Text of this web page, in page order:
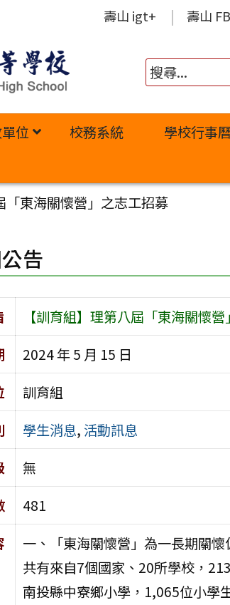
壽山 igt+ 壽山 FB
位 校務系統 學校行事
「東海關懷營」之志工招募
告
【訓育組】理第八屆「東海關懷
2024 年 5 月 15 日
訓育組
學生消息, 活動訊息
無
481
一、「東海關懷營」為一長期關
共有來自7個國家、20所學校，
南投縣中寮鄉小學，1,065位小學